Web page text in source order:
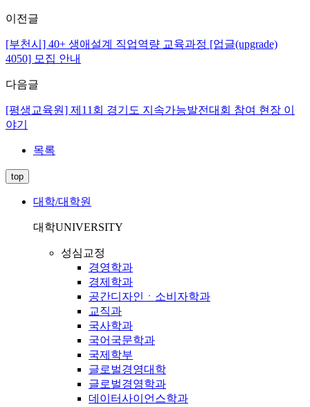
이전글
[부천시] 40+ 생애설계 직업역량 교육과정 [업글(upgrade)
4050] 모집 안내
다음글
[평생교육원] 제11회 경기도 지속가능발전대회 참여 현장 이
야기
목록
top
대학/대학원
대학UNIVERSITY
성심교정
경영학과
경제학과
공간디자인ㆍ소비자학과
교직과
국사학과
국어국문학과
국제학부
글로벌경영대학
글로벌경영학과
데이터사이언스학과